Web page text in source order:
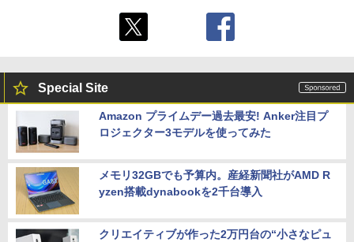
Special Site
Amazon プライムデー過去最安! Anker注目プ
ロジェクター3モデルを使ってみた
メモリ32GBでも予算内。産経新聞社がAMD R
yzen搭載dynabookを2千台導入
クリエイティブが作った2万円台の“小さなピュ